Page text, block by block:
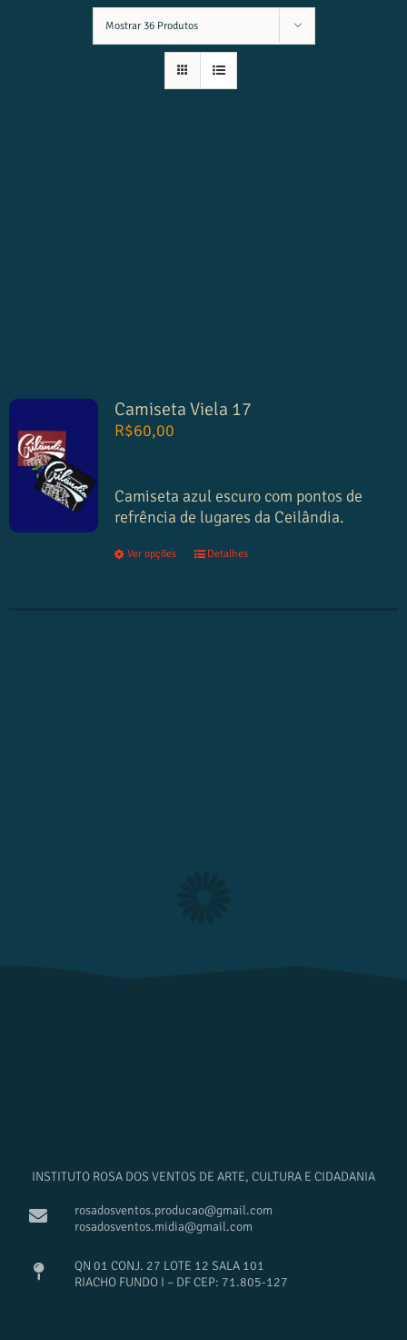
Mostrar 36 Produtos
Camiseta Viela 17
R$60,00
Camiseta azul escuro com pontos de
refrência de lugares da Ceilândia.
Ver opções Detalhes
INSTITUTO ROSA DOS VENTOS DE ARTE, CULTURA E CIDADANIA
rosadosventos.producao@gmail.com
rosadosventos.midia@gmail.com
QN 01 CONJ. 27 LOTE 12 SALA 101
RIACHO FUNDO I – DF CEP: 71.805-127